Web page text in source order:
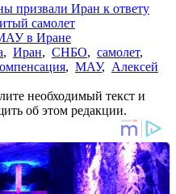
призвали Иран к ответу
самолет
в Иране
, Иран, СНБО, самолет,
, МАУ, Алексей
необходимый текст и
об этом редакции.